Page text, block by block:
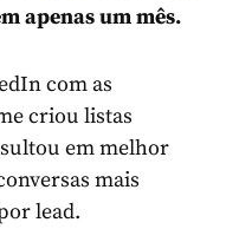
apenas um mês.
com as
criou listas
em melhor
mais
lead.